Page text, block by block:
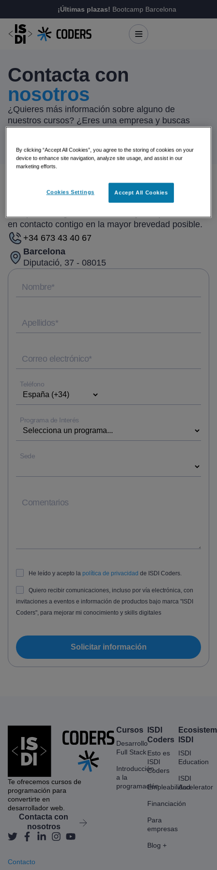
¡Últimas plazas! Bootcamp Barcelona
Contacta con
nosotros
¿Quieres más información sobre alguno de
nuestros cursos? ¿Eres una empresa y buscas
más información
en contacto contigo en la mayor brevedad posible.
+34 673 43 40 67
Barcelona
Diputació, 37 - 08015
Nombre*
Apellidos*
Correo electrónico*
Teléfono
Programa de Interés
Sede
Comentarios
He leído y acepto la política de privacidad de ISDI Coders.
Quiero recibir comunicaciones, incluso por vía electrónica, con
invitaciones a eventos e información de productos bajo marca "ISDI
Coders", para mejorar mi conocimiento y skills digitales
Te ofrecemos cursos de
programación para
convertirte en
desarrollador web.
Contacta con
nosotros
Cursos
Desarrollo
Full Stack
Introducción
a la
programación
ISDI
Coders
Esto es
ISDI
Coders
Empleabilidad
Financiación
Para
empresas
Blog +
ISDI
ISDI
Education
ISDI
Accelerator
Contacto
By clicking “Accept All Cookies”, you agree to the storing of cookies on your
device to enhance site navigation, analyze site usage, and assist in our
marketing efforts.
Accept All Cookies
Cookies Settings